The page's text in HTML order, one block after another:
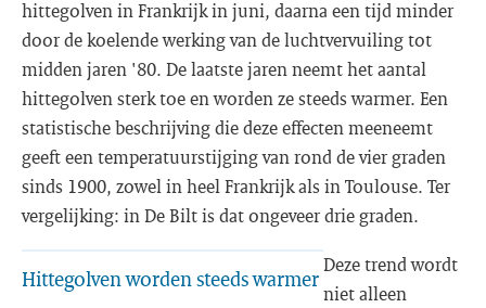
hittegolven in Frankrijk in juni, daarna een tijd minder
door de koelende werking van de luchtvervuiling tot
midden jaren '80. De laatste jaren neemt het aantal
hittegolven sterk toe en worden ze steeds warmer. Een
statistische beschrijving die deze effecten meeneemt
geeft een temperatuurstijging van rond de vier graden
sinds 1900, zowel in heel Frankrijk als in Toulouse. Ter
vergelijking: in De Bilt is dat ongeveer drie graden.
Hittegolven worden steeds warmer
Deze trend wordt
niet alleen